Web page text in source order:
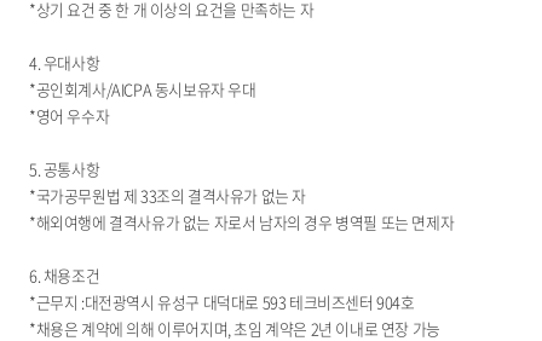
*상기 요건 중 한 개 이상의 요건을 만족하는 자
4. 우대사항
*공인회계사/AICPA 동시보유자 우대
*영어 우수자
5. 공통사항
*국가공무원법 제 33조의 결격사유가 없는 자
*해외여행에 결격사유가 없는 자로서 남자의 경우 병역필 또는 면제자
6. 채용조건
*근무지 :대전광역시 유성구 대덕대로 593 테크비즈센터 904호
*채용은 계약에 의해 이루어지며, 초임 계약은 2년 이내로 연장 가능